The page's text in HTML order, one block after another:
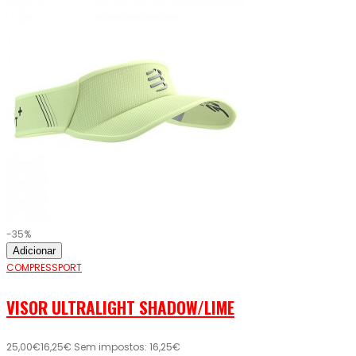
-35%
Adicionar
COMPRESSPORT
VISOR ULTRALIGHT SHADOW/LIME
25,00€16,25€ Sem impostos: 16,25€